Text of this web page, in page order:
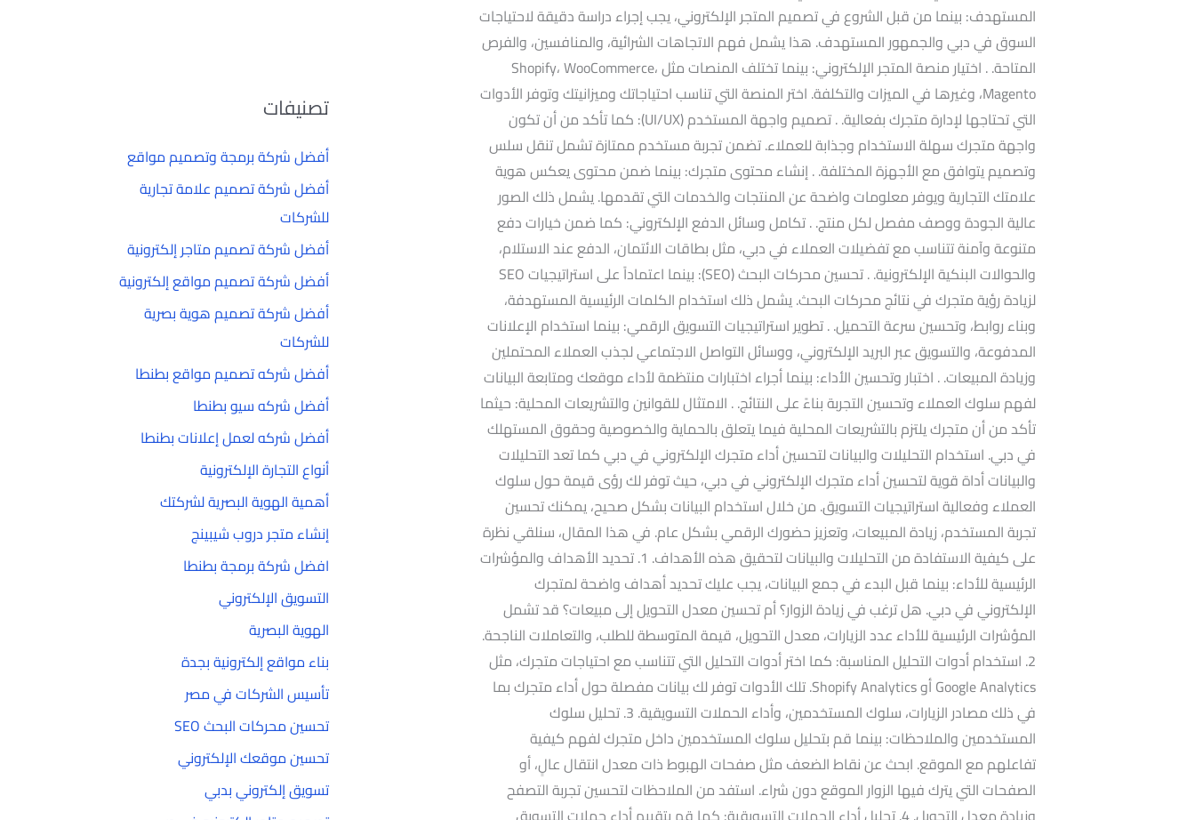
المستهدف: بينما من قبل الشروع في تصميم المتجر الإلكتروني، يجب إجراء دراسة دقيقة لاحتياجات
السوق في دبي والجمهور المستهدف. هذا يشمل فهم الاتجاهات الشرائية، والمنافسين، والفرص
المتاحة. . اختيار منصة المتجر الإلكتروني: بينما تختلف المنصات مثل Shopify، WooCommerce،
Magento، وغيرها في الميزات والتكلفة. اختر المنصة التي تناسب احتياجاتك وميزانيتك وتوفر الأدوات
التي تحتاجها لإدارة متجرك بفعالية. . تصميم واجهة المستخدم (UI/UX): كما تأكد من أن تكون
واجهة متجرك سهلة الاستخدام وجذابة للعملاء. تضمن تجربة مستخدم ممتازة تشمل تنقل سلس
وتصميم يتوافق مع الأجهزة المختلفة. . إنشاء محتوى متجرك: بينما ضمن محتوى يعكس هوية
علامتك التجارية ويوفر معلومات واضحة عن المنتجات والخدمات التي تقدمها. يشمل ذلك الصور
عالية الجودة ووصف مفصل لكل منتج. . تكامل وسائل الدفع الإلكتروني: كما ضمن خيارات دفع
متنوعة وآمنة تتناسب مع تفضيلات العملاء في دبي، مثل بطاقات الائتمان، الدفع عند الاستلام،
والحوالات البنكية الإلكترونية. . تحسين محركات البحث (SEO): بينما اعتماداً على استراتيجيات SEO
لزيادة رؤية متجرك في نتائج محركات البحث. يشمل ذلك استخدام الكلمات الرئيسية المستهدفة،
وبناء روابط، وتحسين سرعة التحميل. . تطوير استراتيجيات التسويق الرقمي: بينما استخدام الإعلانات
المدفوعة، والتسويق عبر البريد الإلكتروني، ووسائل التواصل الاجتماعي لجذب العملاء المحتملين
وزيادة المبيعات. . اختبار وتحسين الأداء: بينما أجراء اختبارات منتظمة لأداء موقعك ومتابعة البيانات
لفهم سلوك العملاء وتحسين التجربة بناءً على النتائج. . الامتثال للقوانين والتشريعات المحلية: حيثما
تأكد من أن متجرك يلتزم بالتشريعات المحلية فيما يتعلق بالحماية والخصوصية وحقوق المستهلك
في دبي. استخدام التحليلات والبيانات لتحسين أداء متجرك الإلكتروني في دبي كما تعد التحليلات
والبيانات أداة قوية لتحسين أداء متجرك الإلكتروني في دبي، حيث توفر لك رؤى قيمة حول سلوك
العملاء وفعالية استراتيجيات التسويق. من خلال استخدام البيانات بشكل صحيح، يمكنك تحسين
تجربة المستخدم، زيادة المبيعات، وتعزيز حضورك الرقمي بشكل عام. في هذا المقال، سنلقي نظرة
على كيفية الاستفادة من التحليلات والبيانات لتحقيق هذه الأهداف. 1. تحديد الأهداف والمؤشرات
الرئيسية للأداء: بينما قبل البدء في جمع البيانات، يجب عليك تحديد أهداف واضحة لمتجرك
الإلكتروني في دبي. هل ترغب في زيادة الزوار؟ أم تحسين معدل التحويل إلى مبيعات؟ قد تشمل
المؤشرات الرئيسية للأداء عدد الزيارات، معدل التحويل، قيمة المتوسطة للطلب، والتعاملات الناجحة.
2. استخدام أدوات التحليل المناسبة: كما اختر أدوات التحليل التي تتناسب مع احتياجات متجرك، مثل
Google Analytics أو Shopify Analytics. تلك الأدوات توفر لك بيانات مفصلة حول أداء متجرك بما
في ذلك مصادر الزيارات، سلوك المستخدمين، وأداء الحملات التسويقية. 3. تحليل سلوك
المستخدمين والملاحظات: بينما قم بتحليل سلوك المستخدمين داخل متجرك لفهم كيفية
تفاعلهم مع الموقع. ابحث عن نقاط الضعف مثل صفحات الهبوط ذات معدل انتقال عالٍ، أو
الصفحات التي يترك فيها الزوار الموقع دون شراء. استفد من الملاحظات لتحسين تجربة التصفح
تصنيفات
أفضل شركة برمجة وتصميم مواقع
أفضل شركة تصميم علامة تجارية
للشركات
أفضل شركة تصميم متاجر إلكترونية
أفضل شركة تصميم مواقع إلكترونية
أفضل شركة تصميم هوية بصرية
للشركات
أفضل شركه تصميم مواقع بطنطا
أفضل شركه سيو بطنطا
أفضل شركه لعمل إعلانات بطنطا
أنواع التجارة الإلكترونية
أهمية الهوية البصرية لشركتك
إنشاء متجر دروب شيبينج
افضل شركة برمجة بطنطا
التسويق الإلكتروني
الهوية البصرية
بناء مواقع إلكترونية بجدة
تأسيس الشركات في مصر
تحسين محركات البحث SEO
تحسين موقعك الإلكتروني
تسويق إلكتروني بدبي